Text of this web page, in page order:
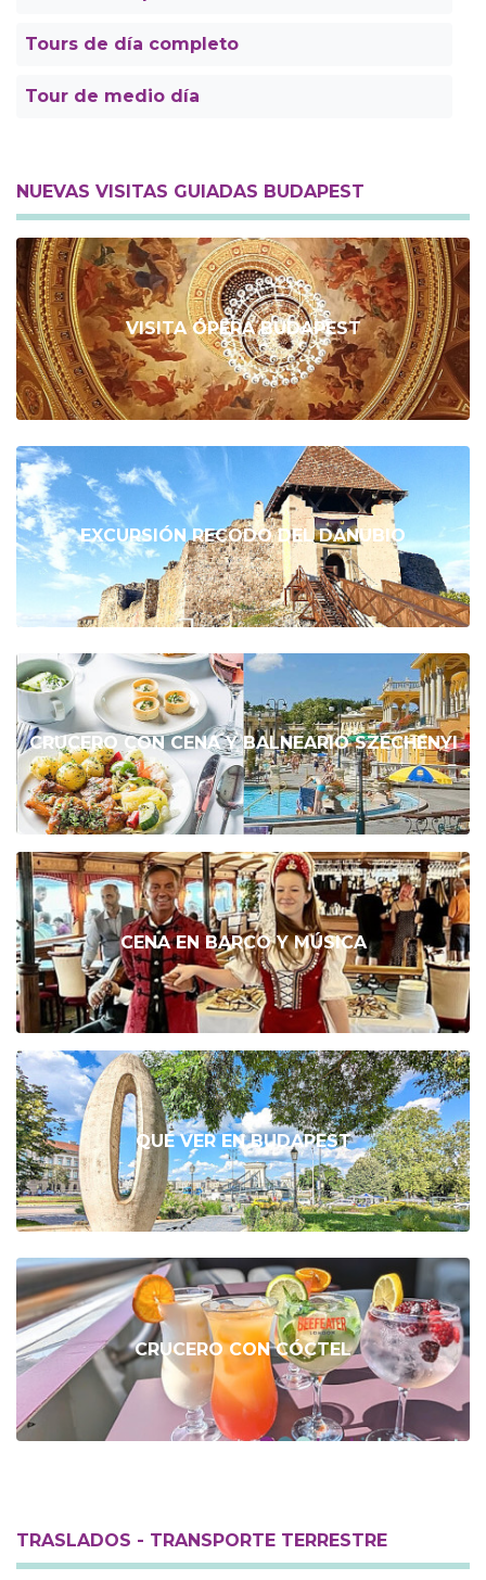
Tours de día completo
Tour de medio día
NUEVAS VISITAS GUIADAS BUDAPEST
VISITA ÓPERA BUDAPEST
EXCURSIÓN RECODO DEL DANUBIO
CRUCERO CON CENA Y BALNEARIO SZÉCHENYI
CENA EN BARCO Y MÚSICA
QUÉ VER EN BUDAPEST
CRUCERO CON CÓCTEL
TRASLADOS - TRANSPORTE TERRESTRE